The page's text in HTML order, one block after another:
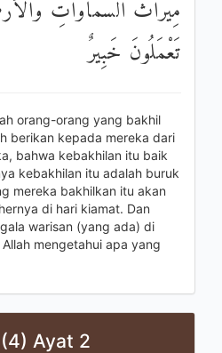
مِيرَاثُ السَّمَاوَاتِ
تَعْمَلُونَ خَبِيرٌ
orang-orang yang bakhil
berikan kepada mereka dari
bahwa kebakhilan itu baik
kebakhilan itu adalah buruk
mereka bakhilkan itu akan
di hari kiamat. Dan
warisan (yang ada) di
mengetahui apa yang
Ayat 2